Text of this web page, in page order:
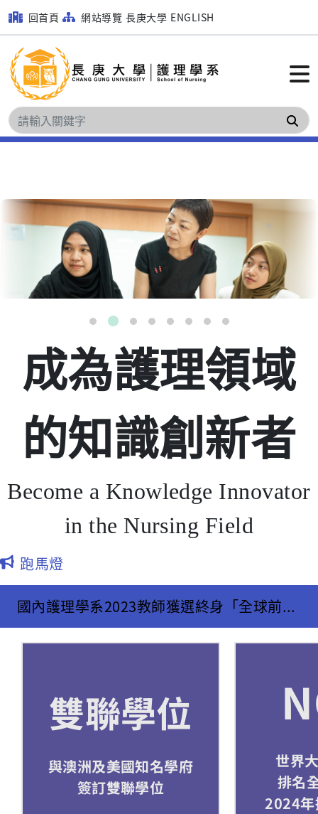
回首頁 網站導覽 長庚大學 ENGLISH
搜
成為護理領域
的知識創新者
Become a Knowledge Innovator
in the Nursing Field
跑馬燈
國內護理學系2023教師獲選終身「全球前2%頂尖科學家」最多系所
雙聯學位
與澳洲及美國知名學府
簽訂雙聯學位
世界
排名
2024年